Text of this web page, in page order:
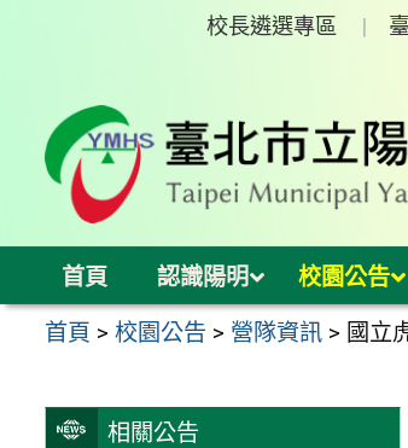
校長遴選專區
首頁 認識陽明 校園公告
首頁 >校園公告 > 營隊資訊 > 國立
相關公告